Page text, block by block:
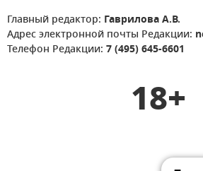
Главный редактор: Гаврилова А.В.
Адрес электронной почты Редакции:
Телефон Редакции: 7 (495) 645-6601
18+